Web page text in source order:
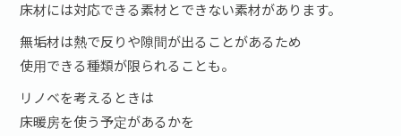
床材には対応できる素材とできない素材があります。
無垢材は熱で反りや隙間が出ることがあるため
使用できる種類が限られることも。
リノベを考えるときは
床暖房を使う予定があるかを